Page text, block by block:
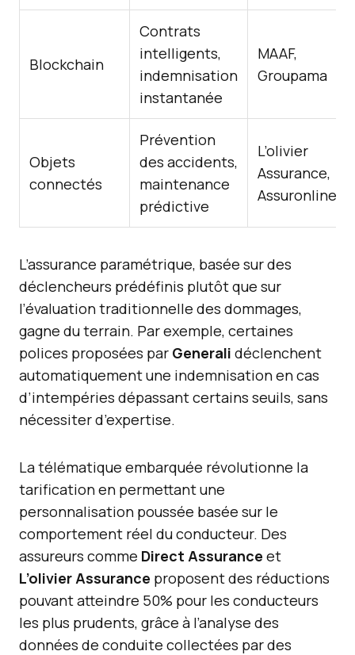
Blockchain
Contrats
intelligents,
indemnisation
instantanée
MAAF,
Groupama
Objets
connectés
Prévention
des accidents,
maintenance
prédictive
L’olivier
Assurance,
Assuronline
L’assurance paramétrique, basée sur des
déclencheurs prédéfinis plutôt que sur
l’évaluation traditionnelle des dommages,
gagne du terrain. Par exemple, certaines
polices proposées par Generali déclenchent
automatiquement une indemnisation en cas
d’intempéries dépassant certains seuils, sans
nécessiter d’expertise.
La télématique embarquée révolutionne la
tarification en permettant une
personnalisation poussée basée sur le
comportement réel du conducteur. Des
assureurs comme Direct Assurance et
L’olivier Assurance proposent des réductions
pouvant atteindre 50% pour les conducteurs
les plus prudents, grâce à l’analyse des
données de conduite collectées par des